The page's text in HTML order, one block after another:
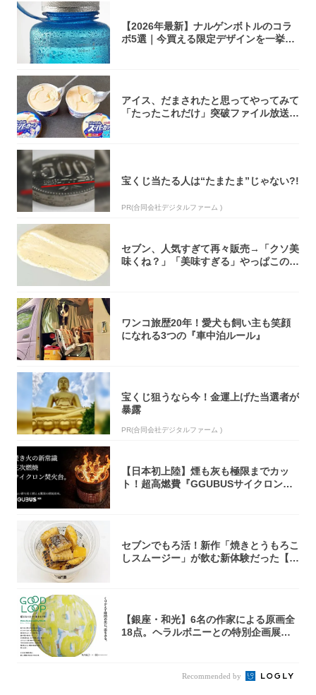
【2026年最新】ナルゲンボトルのコラ
ボ5選｜今買える限定デザインを一挙紹
アイス、だまされたと思ってやってみて
「たったこれだけ」突破ファイル放送で
宝くじ当たる人は“たまたま”じゃない?!
PR(合同会社デジタルファーム )
セブン、人気すぎて再々販売→「クソ美
味くね？」「美味すぎる」やっぱこのク
ワンコ旅歴20年！愛犬も飼い主も笑顔
になれる3つの『車中泊ルール』
宝くじ狙うなら今！金運上げた当選者が
暴露
PR(合同会社デジタルファーム )
【日本初上陸】煙も灰も極限までカッ
ト！超高燃費『GGUBUSサイクロン焚
セブンでもろ活！新作「焼きとうもろこ
しスムージー」が飲む新体験だった【東
【銀座・和光】6名の作家による原画全
18点。ヘラルボニーとの特別企画展「G
Recommended by